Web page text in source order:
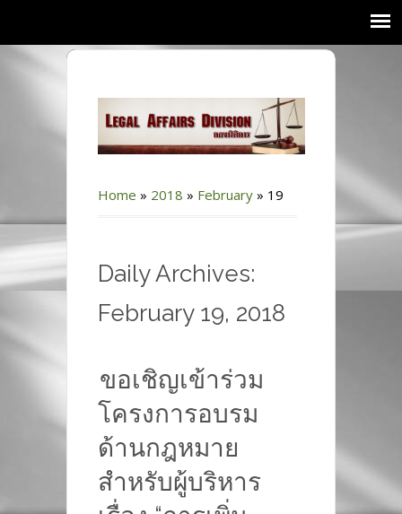
Home » 2018 » February » 19
Daily Archives:
February 19, 2018
ขอเชิญเข้าร่วม
โครงการอบรม
ด้านกฎหมาย
สำหรับผู้บริหาร